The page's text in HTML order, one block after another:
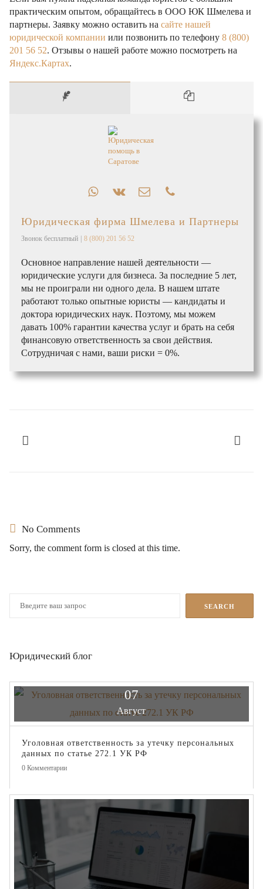
практическим опытом, обращайтесь в ООО ЮК Шмелева и
партнеры. Заявку можно оставить на сайте нашей
юридической компании или позвонить по телефону 8 (800)
201 56 52. Отзывы о нашей работе можно посмотреть на
Яндекс.Картах.
Юридическая фирма Шмелева и Партнеры
Звонок бесплатный 8 (800) 201 56 52
Основное направление нашей деятельности —
юридические услуги для бизнеса. За последние 5 лет,
мы не проиграли ни одного дела. В нашем штате
работают только опытные юристы — кандидаты и
доктора юридических наук. Поэтому, мы можем
давать 100% гарантии качества услуг и брать на себя
финансовую ответственность за свои действия.
Сотрудничая с нами, ваши риски = 0%.
No Comments
Sorry, the comment form is closed at this time.
Юридический блог
07
Август
Уголовная ответственность за утечку персональных
данных по статье 272.1 УК РФ
0 Комментарии